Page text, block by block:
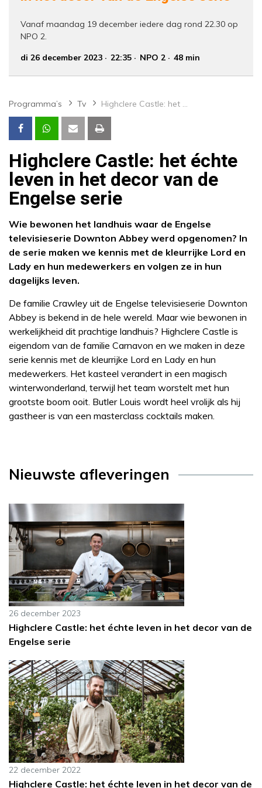
Vanaf maandag 19 december iedere dag rond 22.30 op
NPO 2.
di 26 december 2023
22:35 NPO 2 48 min
Programma’s Tv Highclere Castle: het échte leven in het decor van de Engelse serie
Highclere Castle: het échte
leven in het decor van de
Engelse serie
Wie bewonen het landhuis waar de Engelse
televisieserie Downton Abbey werd opgenomen? In
de serie maken we kennis met de kleurrijke Lord en
Lady en hun medewerkers en volgen ze in hun
dagelijks leven.
De familie Crawley uit de Engelse televisieserie Downton
Abbey is bekend in de hele wereld. Maar wie bewonen in
werkelijkheid dit prachtige landhuis? Highclere Castle is
eigendom van de familie Carnavon en we maken in deze
serie kennis met de kleurrijke Lord en Lady en hun
medewerkers. Het kasteel verandert in een magisch
winterwonderland, terwijl het team worstelt met hun
grootste boom ooit. Butler Louis wordt heel vrolijk als hij
gastheer is van een masterclass cocktails maken.
Nieuwste afleveringen
26 december 2023
Highclere Castle: het échte leven in het decor van de
Engelse serie
22 december 2022
Highclere Castle: het échte leven in het decor van de